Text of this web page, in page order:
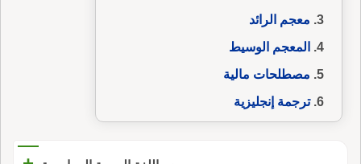
معجم الرائد
المعجم الوسيط
مصطلحات مالية
ترجمة إنجليزية